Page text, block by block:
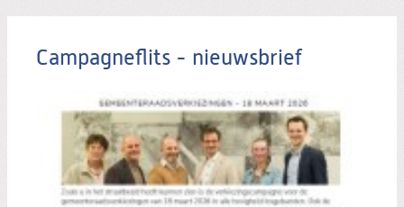
Campagneflits - nieuwsbrief